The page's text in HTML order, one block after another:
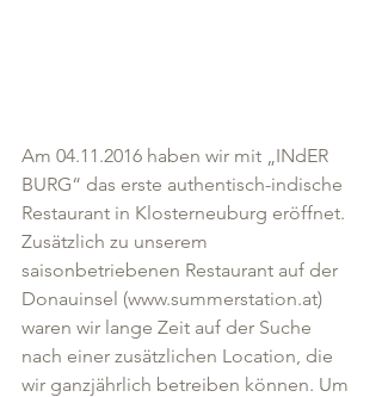
Am 04.11.2016 haben wir mit „INdER
BURG“ das erste authentisch-indische
Restaurant in Klosterneuburg eröffnet.
Zusätzlich zu unserem
saisonbetriebenen Restaurant auf der
Donauinsel (www.summerstation.at)
waren wir lange Zeit auf der Suche
nach einer zusätzlichen Location, die
wir ganzjährlich betreiben können. Um